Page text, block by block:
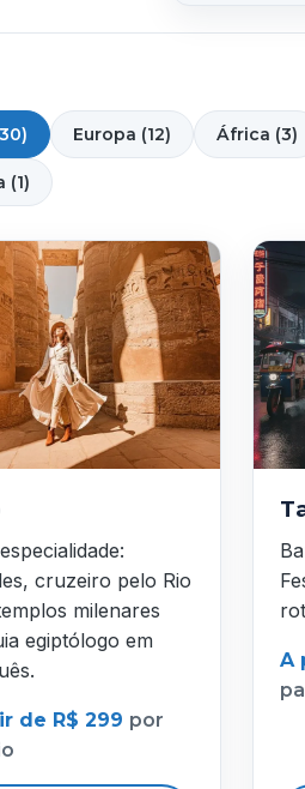
Europa (12) África (3)
(1)
cruzeiro pelo Rio
milenares
egiptólogo em
de R$ 299 por
A